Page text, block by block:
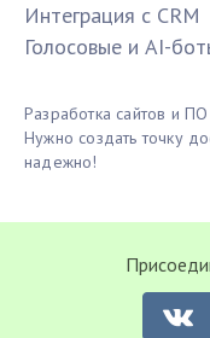
Интеграция с CRM
Голосовые и AI-
Разработка сайтов и ПО
Нужно создать точку
надежно!